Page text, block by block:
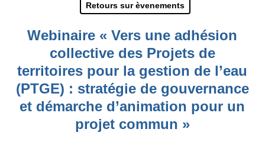
Retours sur èvenements
Webinaire « Vers une adhésion
collective des Projets de
territoires pour la gestion de l’eau
(PTGE) : stratégie de gouvernance
et démarche d’animation pour un
projet commun »